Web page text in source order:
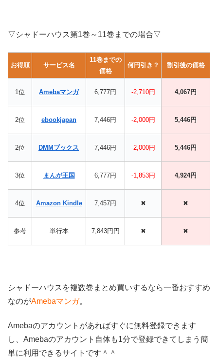
▽シャドーハウス第1巻～11巻までの場合▽
お得順 サービス名
11巻までの
価格
何円引き？ 割引後の価格
1位 Amebaマンガ 6,777円 -2,710円 4,067円
2位 ebookjapan 7,446円 -2,000円 5,446円
2位 DMMブックス 7,446円 -2,000円 5,446円
3位 まんが王国 6,777円 -1,853円 4,924円
4位 Amazon Kindle 7,457円 ✖ ✖
参考 単行本 7,843円円 ✖ ✖
シャドーハウスを複数巻まとめ買いするなら一番おすすめ
なのがAmebaマンガ。
Amebaのアカウントがあればすぐに無料登録できます
し、Amebaのアカウント自体も1分で登録できてしまう簡
単に利用できるサイトです＾＾